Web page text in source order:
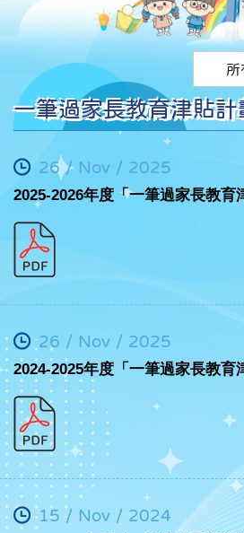
一筆過家長教育津貼計
26 / Nov / 2025
2025-2026年度「一筆過家長教育
26 / Nov / 2025
2024-2025年度「一筆過家長教育
15 / Nov / 2024